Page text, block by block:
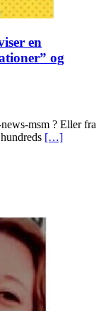
en
og
msm ? Eller fra
[…]